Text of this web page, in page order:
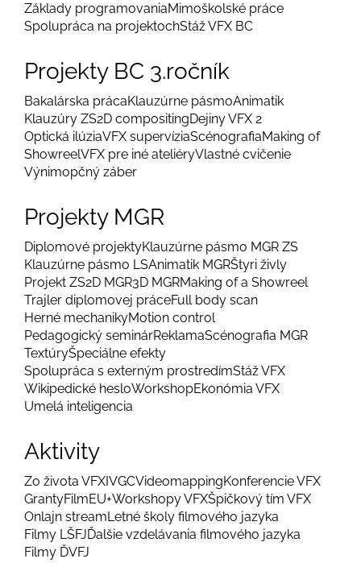
Základy programovaniaMimoškolské práce
Spolupráca na projektochStáž VFX BC
Projekty BC 3.ročník
Bakalárska prácaKlauzúrne pásmoAnimatik
Klauzúry ZS2D compositingDejiny VFX 2
Optická ilúziaVFX supervíziaScénografiaMaking of
ShowreelVFX pre iné ateliéryVlastné cvičenie
Výnimopčný záber
Projekty MGR
Diplomové projektyKlauzúrne pásmo MGR ZS
Klauzúrne pásmo LSAnimatik MGRŠtyri živly
Projekt ZS2D MGR3D MGRMaking of a Showreel
Trajler diplomovej práceFull body scan
Herné mechanikyMotion control
Pedagogický seminárReklamaScénografia MGR
TextúryŠpeciálne efekty
Spolupráca s externým prostredímStáž VFX
Wikipedické hesloWorkshopEkonómia VFX
Umelá inteligencia
Aktivity
Zo života VFX IVGCVideomappingKonferencie VFX
GrantyFilmEU+Workshopy VFXŠpičkový tím VFX
Onlajn streamLetné školy filmového jazyka
Filmy LŠFJĎalšie vzdelávania filmového jazyka
Filmy ĎVFJ